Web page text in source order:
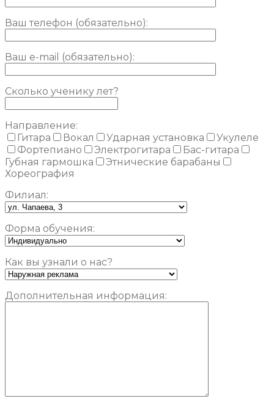
Ваш телефон (обязательно):
Ваш e-mail (обязательно):
Сколько ученику лет?
Направление:
Гитара
Вокал Ударная установка
Укулеле
Фортепиано
Электрогитара
Бас-гитара
Губная гармошка
Этнические барабаны
Хореография
Филиал:
Форма обучения:
Как вы узнали о нас?
Дополнительная информация: